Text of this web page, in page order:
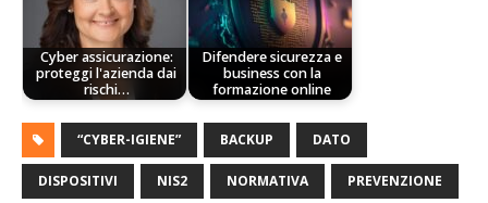
Cyber assicurazione:
proteggi l'azienda dai
rischi…
Difendere sicurezza e
business con la
formazione online
“CYBER-IGIENE” BACKUP DATO
DISPOSITIVI NIS2 NORMATIVA PREVENZIONE